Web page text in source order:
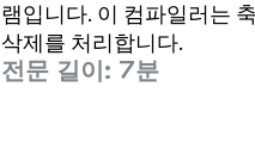
램입니다. 이 컴파일러는
삭제를 처리합니다.
전문 길이: 7분